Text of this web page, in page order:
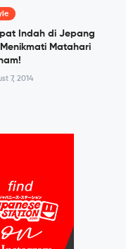
Indah di Jepang
Matahari
7, 2014